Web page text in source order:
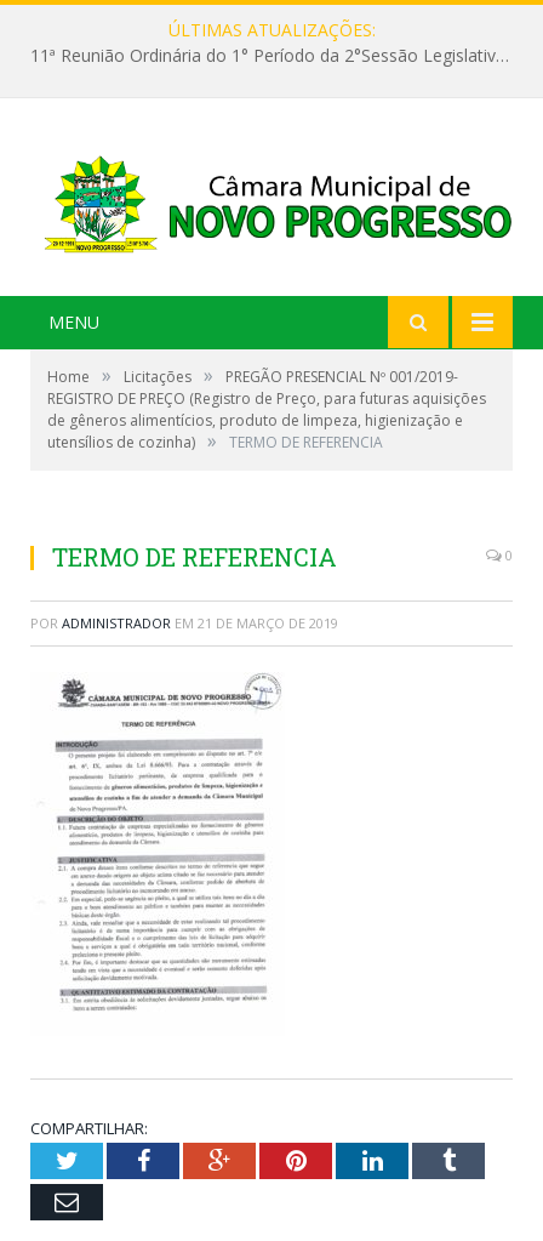
ÚLTIMAS ATUALIZAÇÕES:
11ª Reunião Ordinária do 1° Período da 2°Sessão Legislativa da 9ª Legislatura do Poder Legislativo
MENU
Home » Licitações »
PREGÃO PRESENCIAL Nº 001/2019-
REGISTRO DE PREÇO (Registro de Preço, para futuras aquisições
de gêneros alimentícios, produto de limpeza, higienização e
utensílios de cozinha) » TERMO DE REFERENCIA
TERMO DE REFERENCIA 0
POR ADMINISTRADOR EM 21 DE MARÇO DE 2019
COMPARTILHAR:
TwitterFacebookGoogle+PinterestLinkedInTumblr
Email